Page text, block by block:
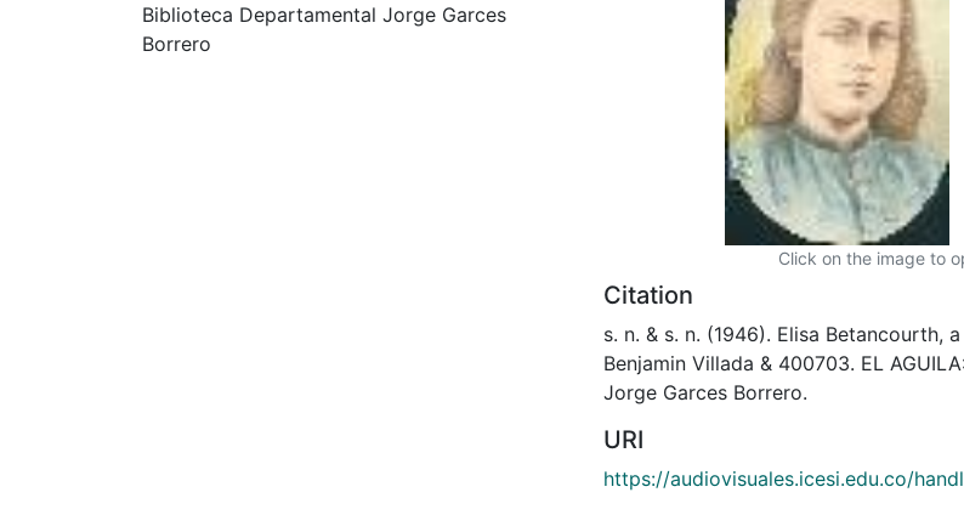
Biblioteca Departamental Jorge Garces
Borrero
Click on the image to
Citation
s. n. & s. n. (1946). Elisa Betancourth,
Benjamin Villada & 400703. EL
Jorge Garces Borrero.
URI
https://audiovisuales.icesi.edu.co/